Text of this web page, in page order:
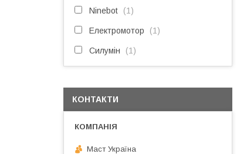
Ninebot 1
Електромотор 1
Силумін 1
КОНТАКТИ
Маст Україна